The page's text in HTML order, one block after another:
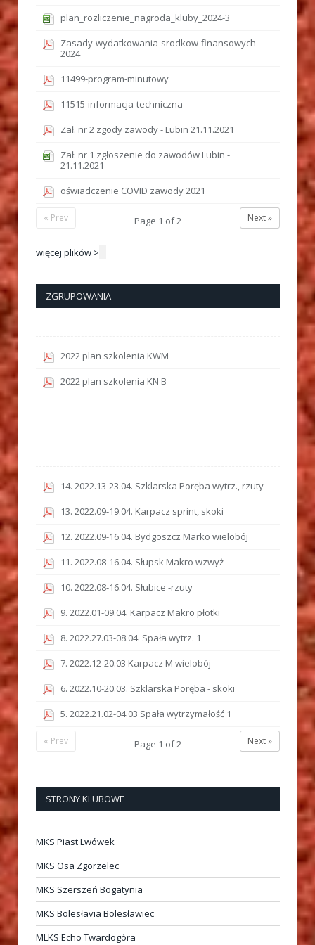
plan_rozliczenie_nagroda_kluby_2024-3
Zasady-wydatkowania-srodkow-finansowych-
2024
11499-program-minutowy
11515-informacja-techniczna
Zał. nr 2 zgody zawody - Lubin 21.11.2021
Zał. nr 1 zgłoszenie do zawodów Lubin -
21.11.2021
oświadczenie COVID zawody 2021
Next »
Page 1 of2
« Prev
więcej plików >
ZGRUPOWANIA
2022 plan szkolenia KWM
2022 plan szkolenia KN B
14. 2022.13-23.04. Szklarska Poręba wytrz., rzuty
13. 2022.09-19.04. Karpacz sprint, skoki
12. 2022.09-16.04. Bydgoszcz Marko wielobój
11. 2022.08-16.04. Słupsk Makro wzwyż
10. 2022.08-16.04. Słubice -rzuty
9. 2022.01-09.04. Karpacz Makro płotki
8. 2022.27.03-08.04. Spała wytrz. 1
7. 2022.12-20.03 Karpacz M wielobój
6. 2022.10-20.03. Szklarska Poręba - skoki
5. 2022.21.02-04.03 Spała wytrzymałość 1
Next »
Page 1 of2
« Prev
STRONY KLUBOWE
MKS Piast Lwówek
MKS Osa Zgorzelec
MKS Szerszeń Bogatynia
MKS Bolesłavia Bolesławiec
MLKS Echo Twardogóra